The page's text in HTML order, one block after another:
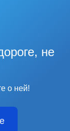
не
о ней!